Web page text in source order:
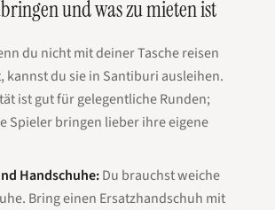
und was zu mieten ist
du nicht mit deiner Tasche reisen
kannst du sie in Santiburi ausleihen.
ist gut für gelegentliche Runden;
Spieler bringen lieber ihre eigene
Handschuhe:Du brauchst weiche
Bring einen Ersatzhandschuh mit